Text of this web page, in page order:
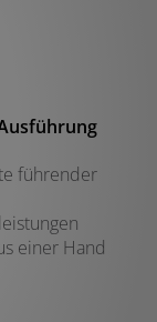
führender
einer Hand